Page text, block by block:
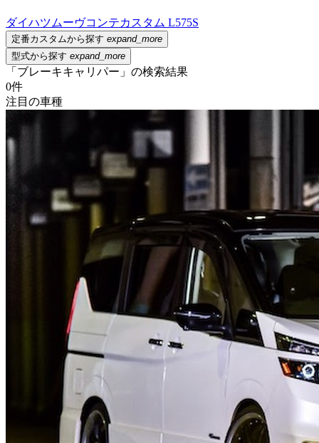
ダイハツ ムーヴコンテカスタム L575S
定番カスタムから探す expand_more
型式から探す expand_more
「ブレーキキャリパー」の検索結果
0件
注目の車種